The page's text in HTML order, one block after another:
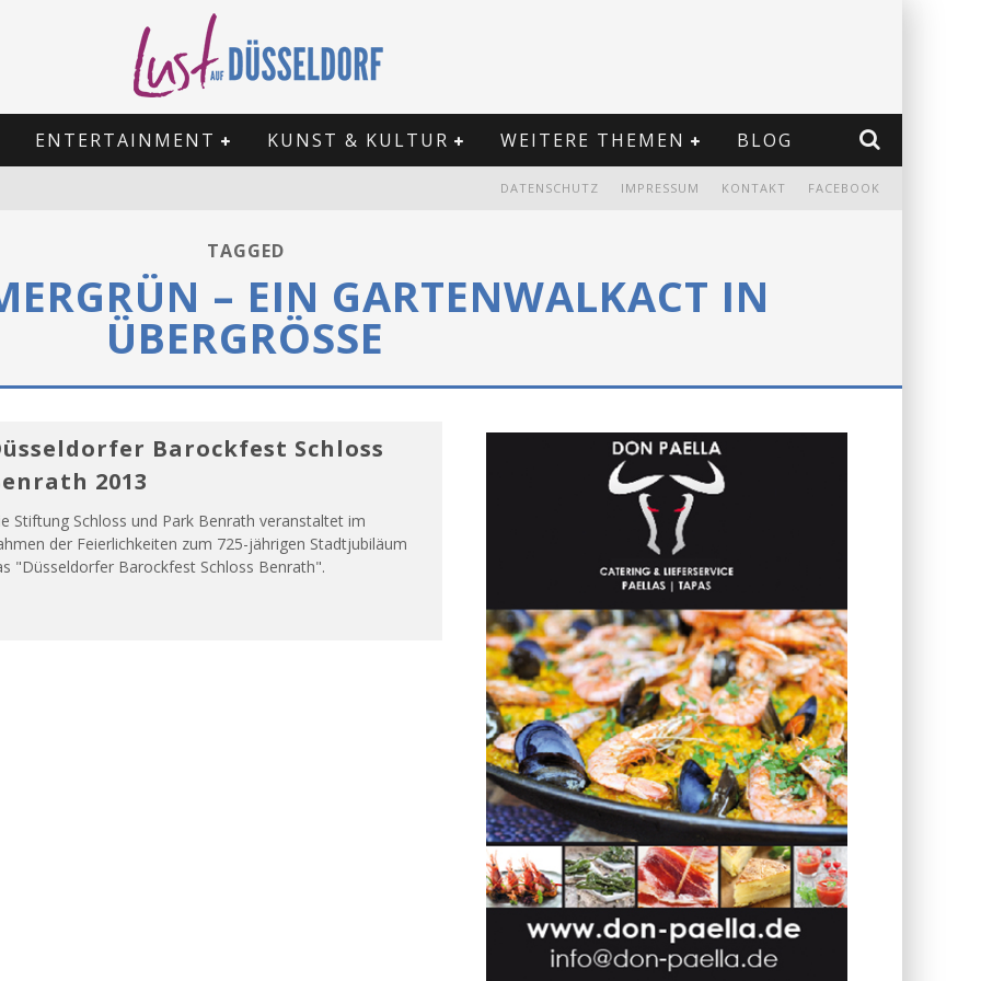
ENTERTAINMENT KUNST & KULTUR WEITERE THEMEN BLOG
FACEBOOK
KONTAKT
IMPRESSUM
DATENSCHUTZ
TAGGED
– EIN GARTENWALKACT IN
ÜBERGRÖSSE
Barockfest Schloss
2013
Stiftung Schloss und Park Benrath veranstaltet im
der Feierlichkeiten zum 725-jährigen Stadtjubiläum
"Düsseldorfer Barockfest Schloss Benrath".